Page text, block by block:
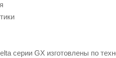
серии GX изготовлены по